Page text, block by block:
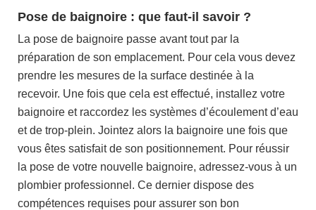
Pose de baignoire : que faut-il savoir ?
La pose de baignoire passe avant tout par la
préparation de son emplacement. Pour cela vous devez
prendre les mesures de la surface destinée à la
recevoir. Une fois que cela est effectué, installez votre
baignoire et raccordez les systèmes d’écoulement d’eau
et de trop-plein. Jointez alors la baignoire une fois que
vous êtes satisfait de son positionnement. Pour réussir
la pose de votre nouvelle baignoire, adressez-vous à un
plombier professionnel. Ce dernier dispose des
compétences requises pour assurer son bon